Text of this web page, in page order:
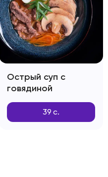
Острый суп с
говядиной
39 с.